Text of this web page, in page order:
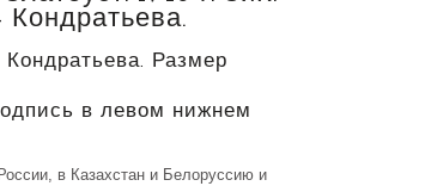
Размер
в левом нижнем
в Казахстан и Белоруссию и